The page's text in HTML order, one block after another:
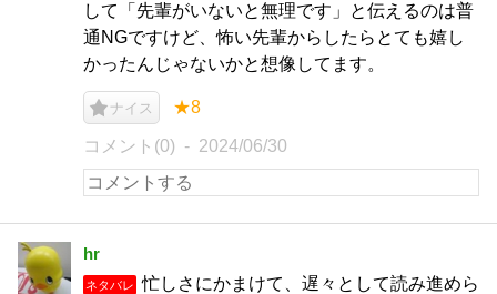
して「先輩がいないと無理です」と伝えるのは普
通NGですけど、怖い先輩からしたらとても嬉し
かったんじゃないかと想像してます。
ナイス ★8
コメント(0) 2024/06/30
hr
ネタバレ
忙しさにかまけて、遅々として読み進めら